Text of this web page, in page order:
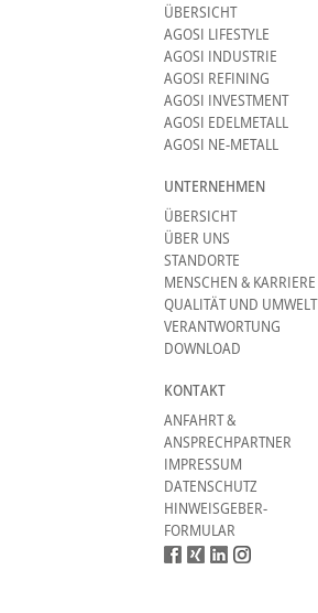
ÜBERSICHT
AGOSI LIFESTYLE
AGOSI INDUSTRIE
AGOSI REFINING
AGOSI INVESTMENT
AGOSI EDELMETALL
AGOSI NE-METALL
UNTERNEHMEN
ÜBERSICHT
ÜBER UNS
STANDORTE
MENSCHEN & KARRIERE
QUALITÄT UND UMWELT
VERANTWORTUNG
DOWNLOAD
KONTAKT
ANFAHRT &
ANSPRECHPARTNER
IMPRESSUM
DATENSCHUTZ
HINWEISGEBER-
FORMULAR